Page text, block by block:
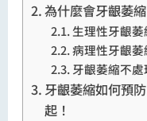
為什麼會牙齦萎縮
生理性牙齦萎
病理性牙齦萎
牙齦萎縮不
牙齦萎縮如何預
起！